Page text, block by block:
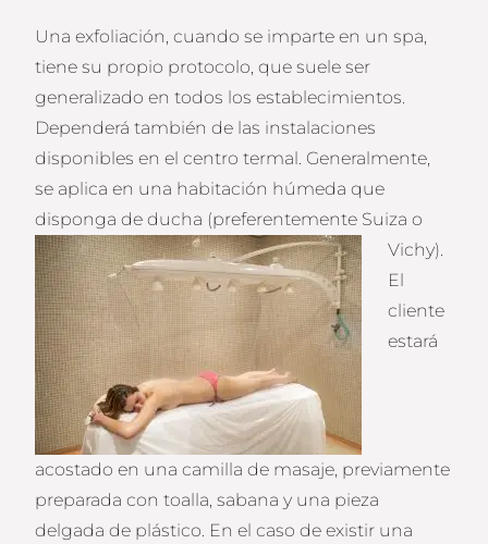
Una exfoliación, cuando se imparte en un spa,
tiene su propio protocolo, que suele ser
generalizado en todos los establecimientos.
Dependerá también de las instalaciones
disponibles en el centro termal. Generalmente,
se aplica en una habitación húmeda que
disponga de ducha (preferentemente Suiza o
Vichy).
El
cliente
estará
acostado en una camilla de masaje, previamente
preparada con toalla, sabana y una pieza
delgada de plástico. En el caso de existir una